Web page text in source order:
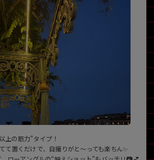
上の筋力”タイプ！
て置くだけで、自撮りがと〜っても楽ちん✨